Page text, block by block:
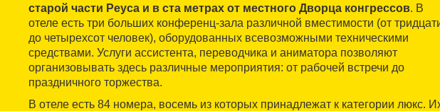
старой части Реуса и в ста метрах от местного Дворца конгрессов. В
отеле есть три больших конференц-зала различной вместимости (от
до четырехсот человек), оборудованных всевозможными техническими
средствами. Услуги ассистента, переводчика и аниматора позволяют
организовывать здесь различные мероприятия: от рабочей встречи до
праздничного торжества.
В отеле есть 84 номера, восемь из которых принадлежат к категории люкс.